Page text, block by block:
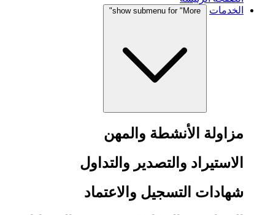
الخدمات
show submenu for "More"
مزاولة الأنشطة والمهن
الاستيراد والتصدير والتداول
شهادات التسجيل والاعتماد